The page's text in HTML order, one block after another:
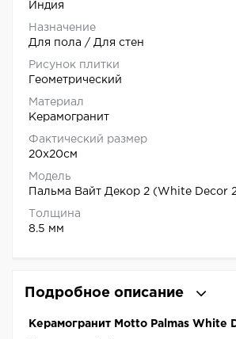
Индия
Назначение
Для пола / Для стен
Рисунок плитки
Геометрический
Материал
Керамогранит
Фактический размер
20x20см
Модель
Пальма Вайт Декор 2 (White Decor
Толщина
8.5 мм
Подробное описание
Керамогранит Motto Palmas White